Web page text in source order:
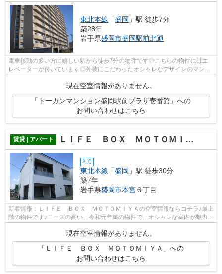
東北本線 「盛岡 」駅 徒歩7分
築28年
岩手県盛岡市盛岡駅前北通
電車移動の多い方に嬉しい駅から徒歩7分の物件です◎こちらの物件にはエ
レベーターが付いています◎外装にこだわったオシャレなデザインのマンシ
現在空室情報がありません。
「トーカンマンション盛岡駅前プラザ壱番館」への
お問い合わせはこちら
賃貸 | アパート ＬＩＦＥ ＢＯＸ ＭＯＴＯＭＩＹＡ
礼0
東北本線 「盛岡 」駅 徒歩30分
築7年
岩手県盛岡市本宮６丁目
新着情報：ＬＩＦＥ ＢＯＸ ＭＯＴＯＭＩＹＡの空室情報ならコチラ♪最上
階の物件です♪ニーズの高い、令和元年築の物件で、オシャレな室内が魅力的
現在空室情報がありません。
「ＬＩＦＥ ＢＯＸ ＭＯＴＯＭＩＹＡ」への
お問い合わせはこちら